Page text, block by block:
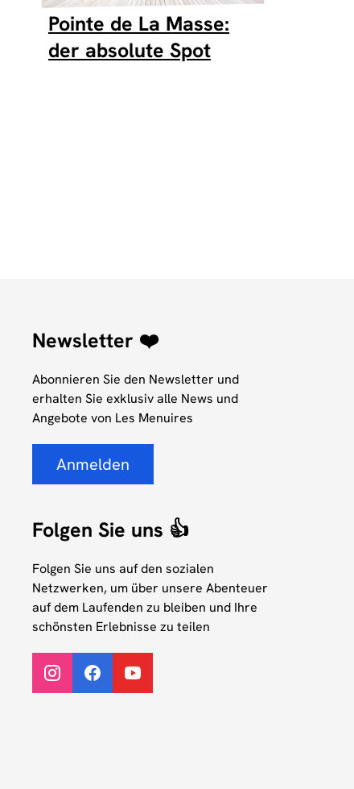
Pointe de La Masse:
der absolute Spot
Newsletter ❤️
Abonnieren Sie den Newsletter und
erhalten Sie exklusiv alle News und
Angebote von Les Menuires
Anmelden
Folgen Sie uns 👍
Folgen Sie uns auf den sozialen
Netzwerken, um über unsere Abenteuer
auf dem Laufenden zu bleiben und Ihre
schönsten Erlebnisse zu teilen